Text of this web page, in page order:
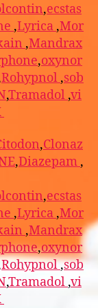
,ecstas
,Lyrica ,Mor
,Mandrax
,oxynor
Rohypnol ,sob
,Tramadol ,vi
,Clonaz
,Diazepam ,
,ecstas
,Lyrica ,Mor
,Mandrax
,oxynor
Rohypnol,sob
,Tramadol ,vi